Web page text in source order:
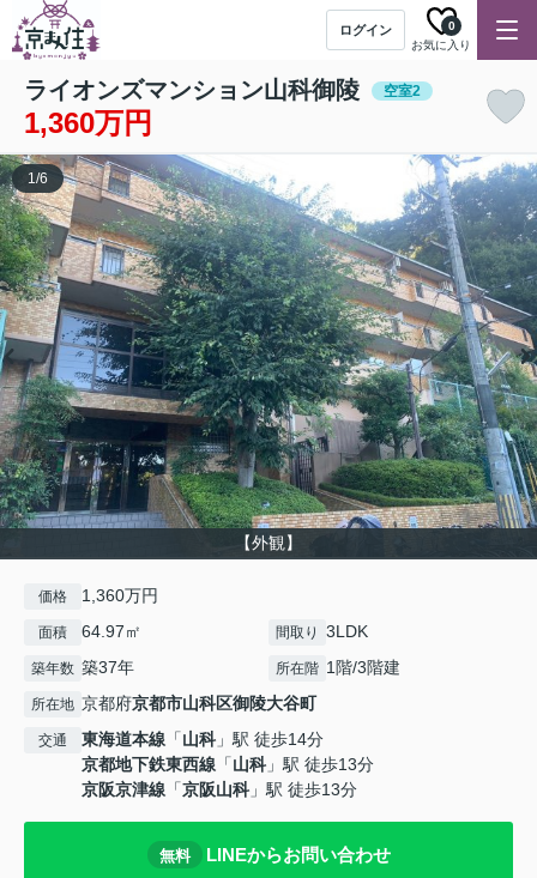
ログイン
お気に入り
0
ライオンズマンション山科御陵 空室2
1,360万円
【外観】
1/6
価格 1,360万円
面積 64.97㎡ 間取り 3LDK
築年数 築37年 所在階 1階/3階建
所在地 京都府京都市山科区御陵大谷町
交通 東海道本線 「山科 」駅 徒歩14分
京都地下鉄東西線 「山科 」駅 徒歩13分
京阪京津線 「京阪山科 」駅 徒歩13分
無料 LINEからお問い合わせ